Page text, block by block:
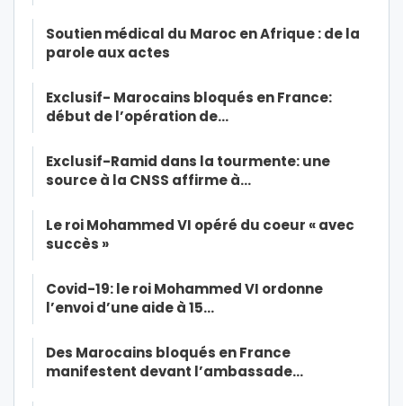
Soutien médical du Maroc en Afrique : de la
parole aux actes
Exclusif- Marocains bloqués en France:
début de l’opération de…
Exclusif-Ramid dans la tourmente: une
source à la CNSS affirme à…
Le roi Mohammed VI opéré du coeur « avec
succès »
Covid-19: le roi Mohammed VI ordonne
l’envoi d’une aide à 15…
Des Marocains bloqués en France
manifestent devant l’ambassade…